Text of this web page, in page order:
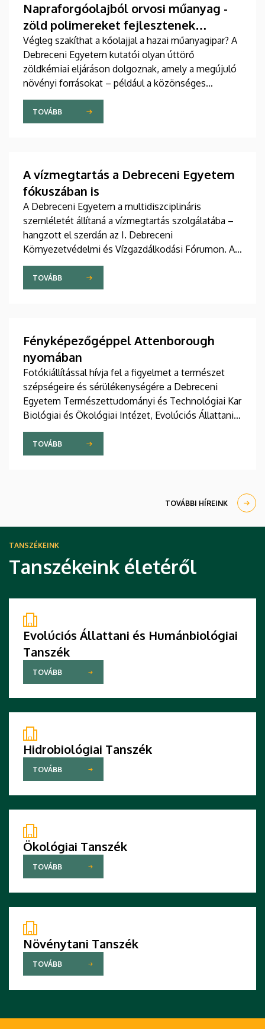
Napraforgóolajból orvosi műanyag -
zöld polimereket fejlesztenek
Debrecenben
Végleg szakíthat a kőolajjal a hazai műanyagipar? A
Debreceni Egyetem kutatói olyan úttörő
zöldkémiai eljáráson dolgoznak, amely a megújuló
növényi forrásokat – például a közönséges
napraforgóolajat – alakítja át csúcstechnológiás
polimerekké. Ezek az anyagok ráadásul nemcsak
környezetbarátak, de az orvostudományban is új
sorozatának legújabb riportjában.
TOVÁBB
A vízmegtartás a Debreceni Egyetem
fókuszában is
A Debreceni Egyetem a multidiszciplináris
szemléletét állítaná a vízmegtartás szolgálatába –
hangzott el szerdán az I. Debreceni
Környezetvédelmi és Vízgazdálkodási Fórumon. Az
egyetem konferenciáján a vízhiány
következményeiről, a vízmegtartás kihívásairól és a
jó gyakorlatokról tárgyaltak vízgazdálkodási,
Felelős Minisztérium államtitkára bemutatta a
kormány új környezetvédelmi stratégiáját.
TOVÁBB
Fényképezőgéppel Attenborough
nyomában
Fotókiállítással hívja fel a figyelmet a természet
szépségeire és sérülékenységére a Debreceni
Egyetem Természettudományi és Technológiai Kar
Biológiai és Ökológiai Intézet, Evolúciós Állattani
és Humánbiológiai Tanszéke. A világhírű
természettudós és -filmes Sir David Attenborough
100. születésnapja előtt tisztelgő tárlat kedden nyílt
Egyetemi és Nemzeti Könyvtár (DEENK) közösségi
TOVÁBB
TOVÁBBI HÍREINK
TANSZÉKEINK
Tanszékeink életéről
Evolúciós Állattani és Humánbiológiai
Tanszék
TOVÁBB
Hidrobiológiai Tanszék
TOVÁBB
Ökológiai Tanszék
TOVÁBB
Növénytani Tanszék
TOVÁBB